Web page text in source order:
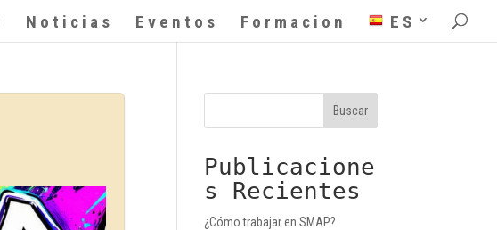
Noticias Eventos Formacion ES
Buscar
Publicacione
s Recientes
¿Cómo trabajar en SMAP?